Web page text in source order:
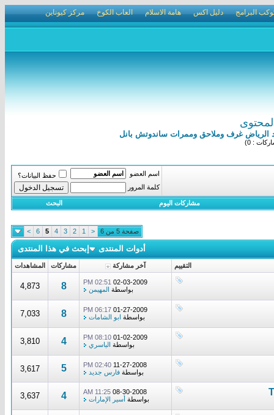
البرامج دليل اكس هامة الاسلام العاب الكوخ مركز كيوناين
: 0)
اسم العضو
حفظ البيانات؟
كلمة المرور
مشاركات اليوم البحث
صفحة 5 من 6 <
1
2
3
4
5
6
>
أدوات المنتدى إبحث في هذا المنتدى
التقييم آخر مشاركة مشاركات المشاهدات
02-03-2009
02:51 PM
بواسطة المهيمن 8
4,873
01-27-2009
06:17 PM
بواسطة ابو الشامات 8
7,033
01-02-2009
08:10 PM
بواسطة الياسري 4
3,810
11-27-2008
02:40 PM
بواسطة فارس جديد 5
3,617
08-30-2008
11:25 AM
بواسطة أسير الإمارات 4
3,637